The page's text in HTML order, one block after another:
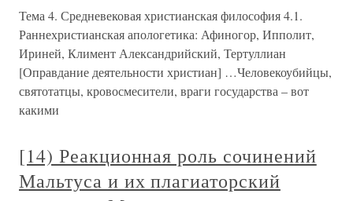
Тема 4. Средневековая христианская философия 4.1.
Раннехристианская апологетика: Афиногор, Ипполит,
Ириней, Климент Александрийский, Тертуллиан
[Оправдание деятельности христиан] …Человекоубийцы,
святотатцы, кровосмесители, враги государства – вот
какими
[14) Реакционная роль сочинений
Мальтуса и их плагиаторский